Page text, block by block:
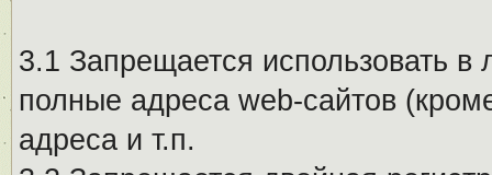
3.1 Запрещается использовать
полные адреса web-сайтов
адреса и т.п.